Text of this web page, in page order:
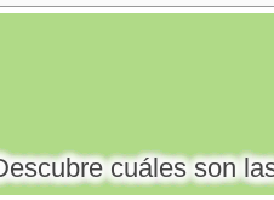
cuáles son